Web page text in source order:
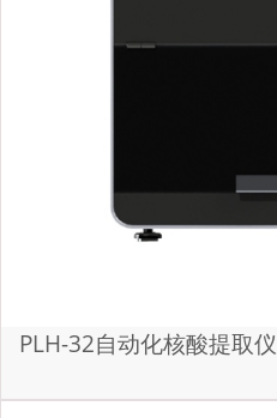
PLH-32自动化核酸提取仪